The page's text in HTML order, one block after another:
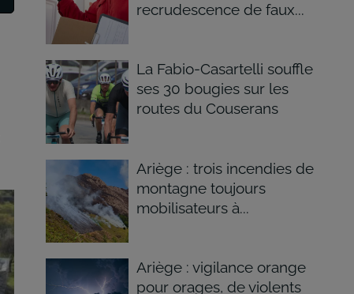
recrudescence de faux...
La Fabio-Casartelli souffle
ses 30 bougies sur les
routes du Couserans
Ariège : trois incendies de
montagne toujours
mobilisateurs à...
Ariège : vigilance orange
pour orages, de violents